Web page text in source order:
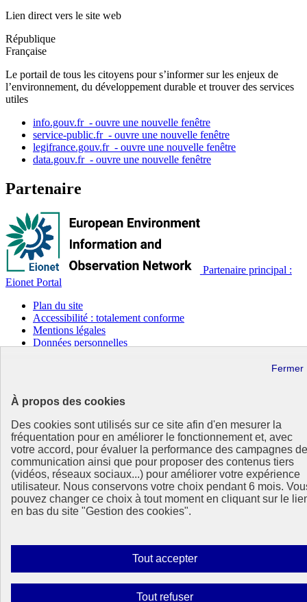
À propos des cookies
Des cookies sont utilisés sur ce site afin d'en mesurer la
fréquentation pour en améliorer le fonctionnement et, avec
votre accord, pour évaluer la performance des campagnes de
communication ainsi que pour proposer des contenus tiers
(vidéos, réseaux sociaux...) pour améliorer votre expérience
utilisateur. Nous conservons votre choix pendant 6 mois.
pouvez changer ce choix à tout moment en cliquant sur le
en bas du site "Gestion des cookies".
Tout accepterAutoriser
tous
Tout refuserInterdire
Lien direct vers le site web
République
Française
Le portail de tous les citoyens pour s’informer sur les enjeux de
l’environnement, du développement durable et trouver des services
utiles
info.gouv.fr - ouvre une nouvelle fenêtre
service-public.fr - ouvre une nouvelle fenêtre
legifrance.gouv.fr - ouvre une nouvelle fenêtre
data.gouv.fr - ouvre une nouvelle fenêtre
Partenaire
Partenaire principal :
Eionet Portal
Plan du site
Accessibilité : totalement conforme
Mentions légales
Données personnelles
Sauf mention contraire, tous les contenus de ce site sont sous
Lien externe